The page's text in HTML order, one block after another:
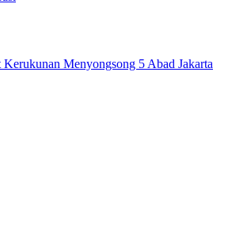
Menyongsong 5 Abad Jakarta